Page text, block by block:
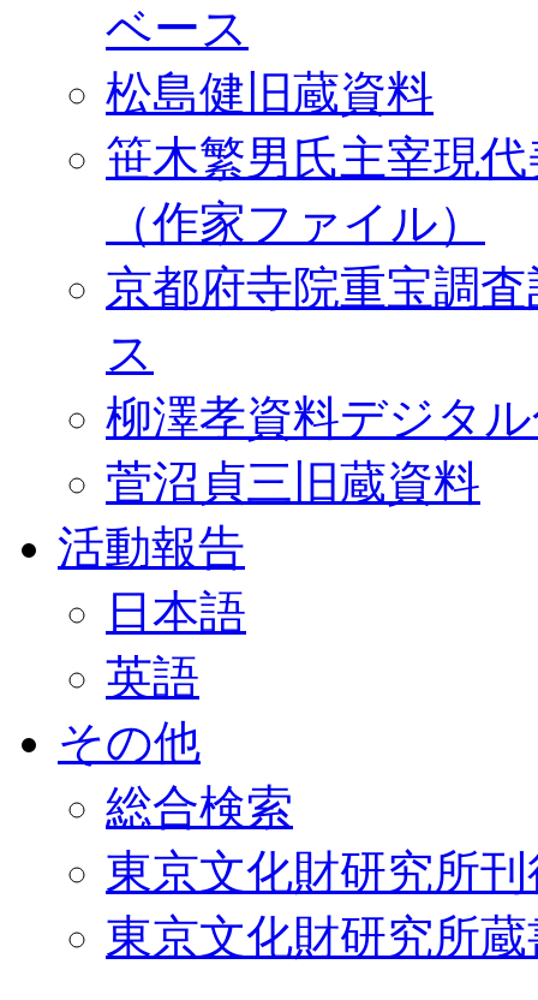
ベース
松島健旧蔵資料
笹木繁男氏主宰現
（作家ファイル）
京都府寺院重宝調
ス
柳澤孝資料デジタ
菅沼貞三旧蔵資料
活動報告
日本語
英語
その他
総合検索
東京文化財研究所
東京文化財研究所